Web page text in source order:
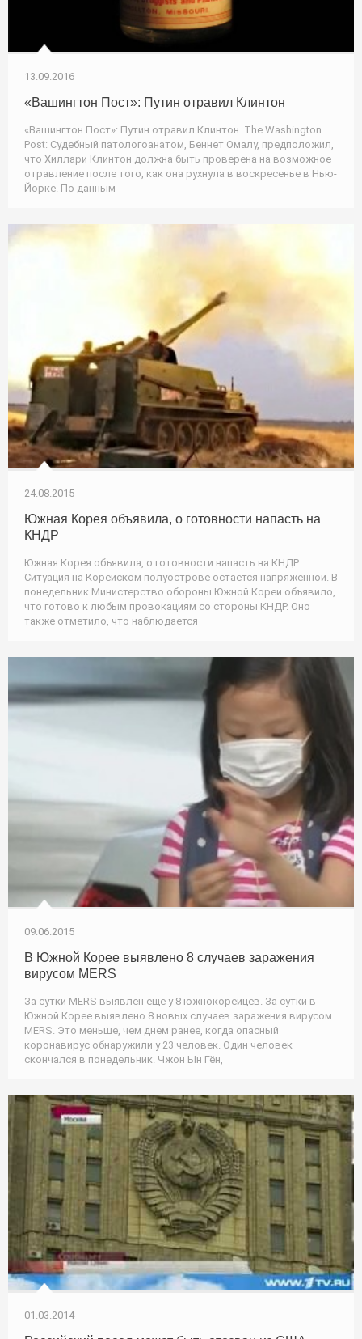
13.09.2016
«Вашингтон Пост»: Путин отравил Клинтон
«Вашингтон Пост»: Путин отравил Клинтон. The Washington
Post: Судебный патологоанатом, Беннет Омалу, предположил,
что Хиллари Клинтон должна быть проверена на возможное
отравление после того, как она рухнула в воскресенье в Нью-
Йорке. По данным
24.08.2015
Южная Корея объявила, о готовности напасть на
КНДР
Южная Корея объявила, о готовности напасть на КНДР.
Ситуация на Корейском полуострове остаётся напряжённой. В
понедельник Министерство обороны Южной Кореи объявило,
что готово к любым провокациям со стороны КНДР. Оно
также отметило, что наблюдается
09.06.2015
В Южной Корее выявлено 8 случаев заражения
вирусом MERS
За сутки MERS выявлен еще у 8 южнокорейцев. За сутки в
Южной Корее выявлено 8 новых случаев заражения вирусом
MERS. Это меньше, чем днем ранее, когда опасный
коронавирус обнаружили у 23 человек. Один человек
скончался в понедельник. Чжон Ын Гён,
01.03.2014